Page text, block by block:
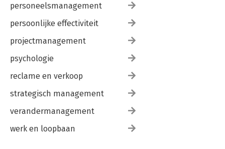
personeelsmanagement
persoonlijke effectiviteit
projectmanagement
psychologie
reclame en verkoop
strategisch management
verandermanagement
werk en loopbaan